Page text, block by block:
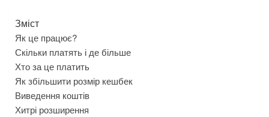
Зміст
Як це працює?
Скільки платять і де більше
Хто за це платить
Як збільшити розмір кешбек
Виведення коштів
Хитрі розширення